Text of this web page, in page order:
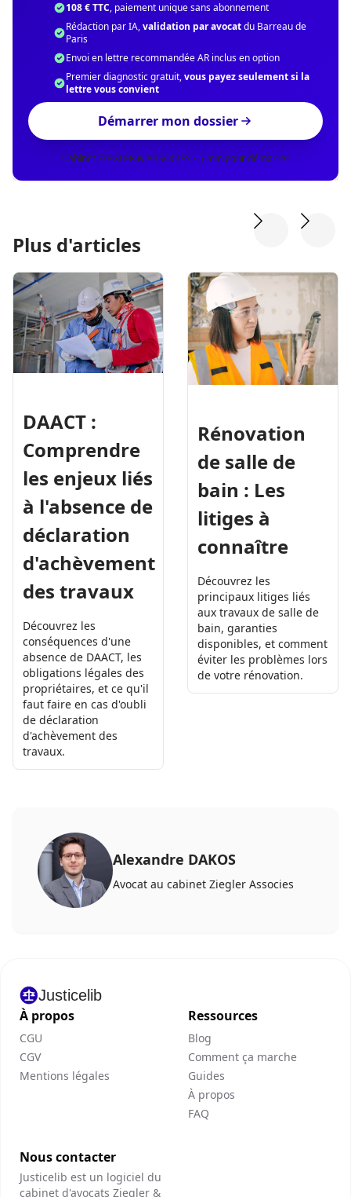
108 € TTC, paiement unique sans abonnement
Rédaction par IA,validation par avocatdu Barreau de
Paris
Envoi en lettre recommandée AR inclus en option
Premier diagnostic gratuit,vous payez seulement si la
lettre vous convient
Démarrer mon dossier
Cabinet ZIEGLER & ASSOCIÉS · 5 min pour démarrer
Plus d'articles
DAACT :
Comprendre
les enjeux liés
à l'absence de
déclaration
d'achèvement
des travaux
Découvrez les
conséquences d'une
absence de DAACT, les
obligations légales des
propriétaires, et ce qu'il
faut faire en cas d'oubli
de déclaration
d'achèvement des
travaux.
Rénovation
de salle de
bain : Les
litiges à
connaître
Découvrez les
principaux litiges liés
aux travaux de salle de
bain, garanties
disponibles, et comment
éviter les problèmes lors
de votre rénovation.
Alexandre DAKOS
Avocat au cabinet Ziegler Associes
Justicelib
À propos
CGU
CGV
Mentions légales
Ressources
Blog
Comment ça marche
Guides
À propos
FAQ
Nous contacter
Justicelib est un logiciel du
cabinet d'avocats Ziegler &